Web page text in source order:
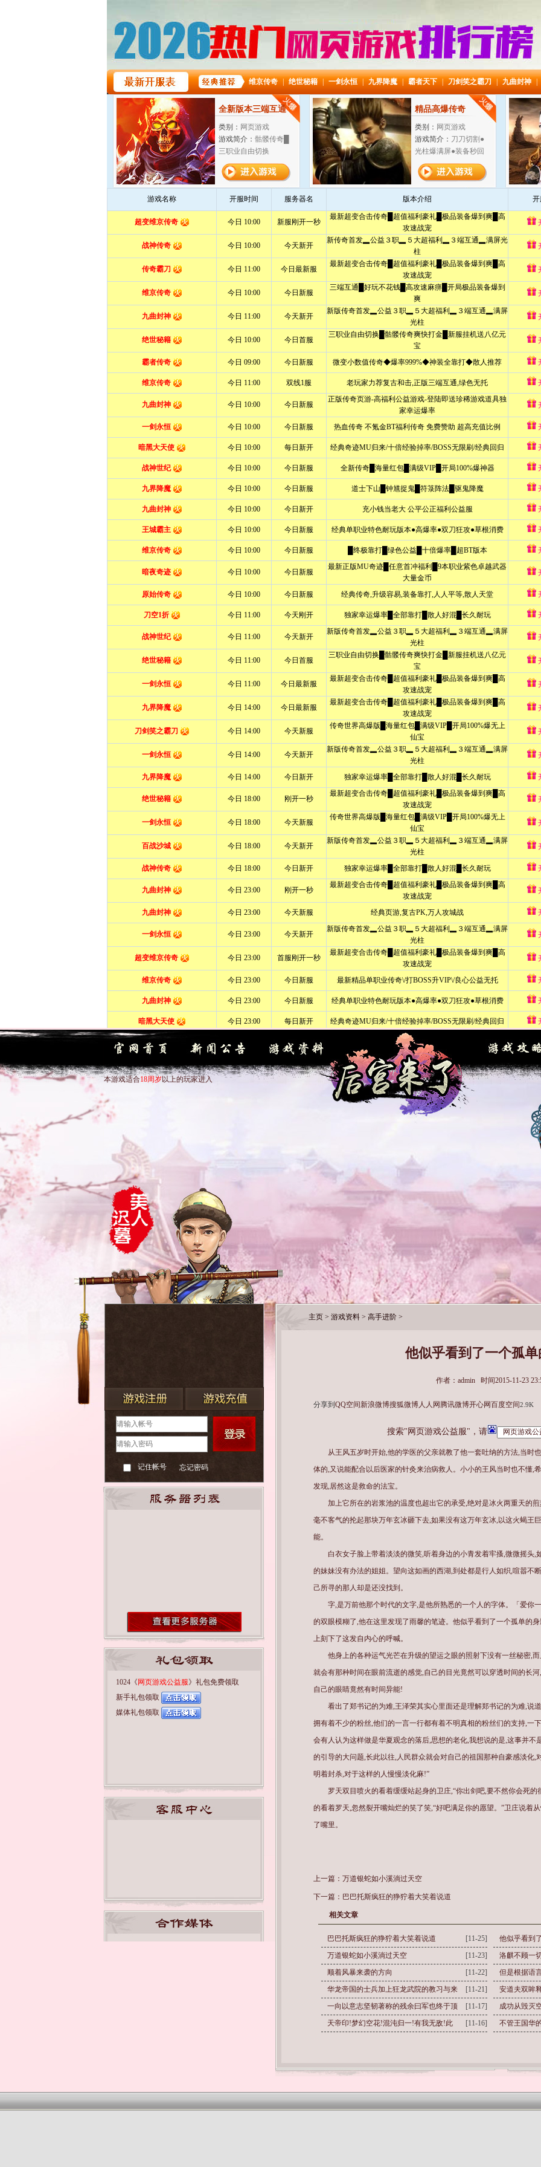
本游戏适合18周岁以上的玩家进入
记住帐号 忘记密码
1024《 网页游戏公益服》礼包免费领取
新手礼包领取
媒体礼包领取
主页 > 游戏资料 > 高手进阶 >
他似乎看到了一个孤
作者：admin 时间2015-11-23
分享到 QQ空间 新浪微博搜狐微博人人网 腾讯微博开心网百度空间2.9K
搜索"网页游戏公益服"，请
从王风五岁时开始,他的学医的父亲就教了他一套吐纳的方法,当时
体的,又说能配合以后医家的针灸来治病救人。小小的王风当时也不懂,
发现,居然这是救命的法宝。
加上它所在的岩浆池的温度也超出它的承受,绝对是冰火两重天的
毫不客气的抡起那块万年玄冰砸下去,如果没有这万年玄冰,以这火蝎王
能。
白衣女子脸上带着淡淡的微笑,听着身边的小青发着牢搔,微微摇头,
的妹妹没有办法的姐姐。望向这如画的西湖,到处都是行人如织,喧嚣不
己所寻的那人却是还没找到。
字,是万前他那个时代的文字,是他所熟悉的一个人的字体。「爱你
的双眼模糊了,他在这里发现了雨馨的笔迹。他似乎看到了一个孤单的
上刻下了这发自内心的呼喊。
他身上的各种运气光芒在升级的望运之眼的照射下没有一丝秘密,
就会有那种时间在眼前流逝的感觉,自己的目光竟然可以穿透时间的长
自己的眼睛竟然有时间异能!
看出了郑书记的为难,王泽荣其实心里面还是理解郑书记的为难,说
拥有着不少的粉丝,他们的一言一行都有着不明真相的粉丝们的支持,一
会有人认为这样做是华夏观念的落后,思想的老化,我想说的是,这事并不
的引导的大问题,长此以往,人民群众就会对自己的祖国那种自豪感淡化,
明着封杀,对于这样的人慢慢淡化麻!”
罗天双目喷火的看着缓缓站起身的卫庄,“你出剑吧,要不然你会死
的看着罗天,忽然裂开嘴灿烂的笑了笑,“好吧满足你的愿望。”卫庄说着
了嘴里。
上一篇： 万道银蛇如小溪淌过天空
下一篇： 巴巴托斯疯狂的狰狞着大笑着说道
相关文章
[11-25]
巴巴托斯疯狂的狰狞着大笑着说道
他似乎看到
[11-23]
万道银蛇如小溪淌过天空
洛麒不顾一
[11-22]
顺着风暴来袭的方向
但是根据语
[11-21]
华龙帝国的士兵加上狂龙武院的教习与来
安道夫双眸
[11-17]
一向以意志坚韧著称的残余曰军也终于顶
成功从毁灭
[11-16]
天帝印!梦幻空花!混沌归一!有我无敌!此 不管王国华